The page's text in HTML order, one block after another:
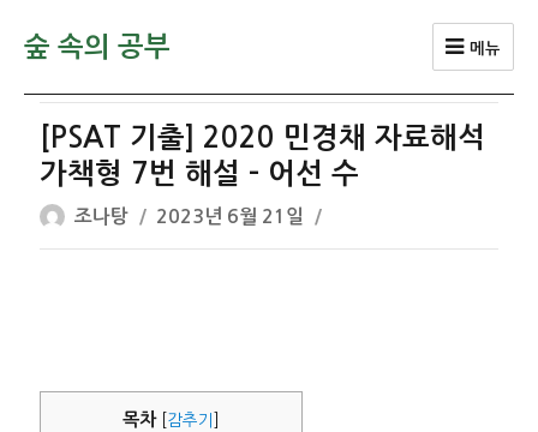
숲 속의 공부 메뉴
[PSAT 기출] 2020 민경채 자료해석
가책형 7번 해설 – 어선 수
글
쓴
조나탕
작
성
2023년 6월 21일
목차 감추기